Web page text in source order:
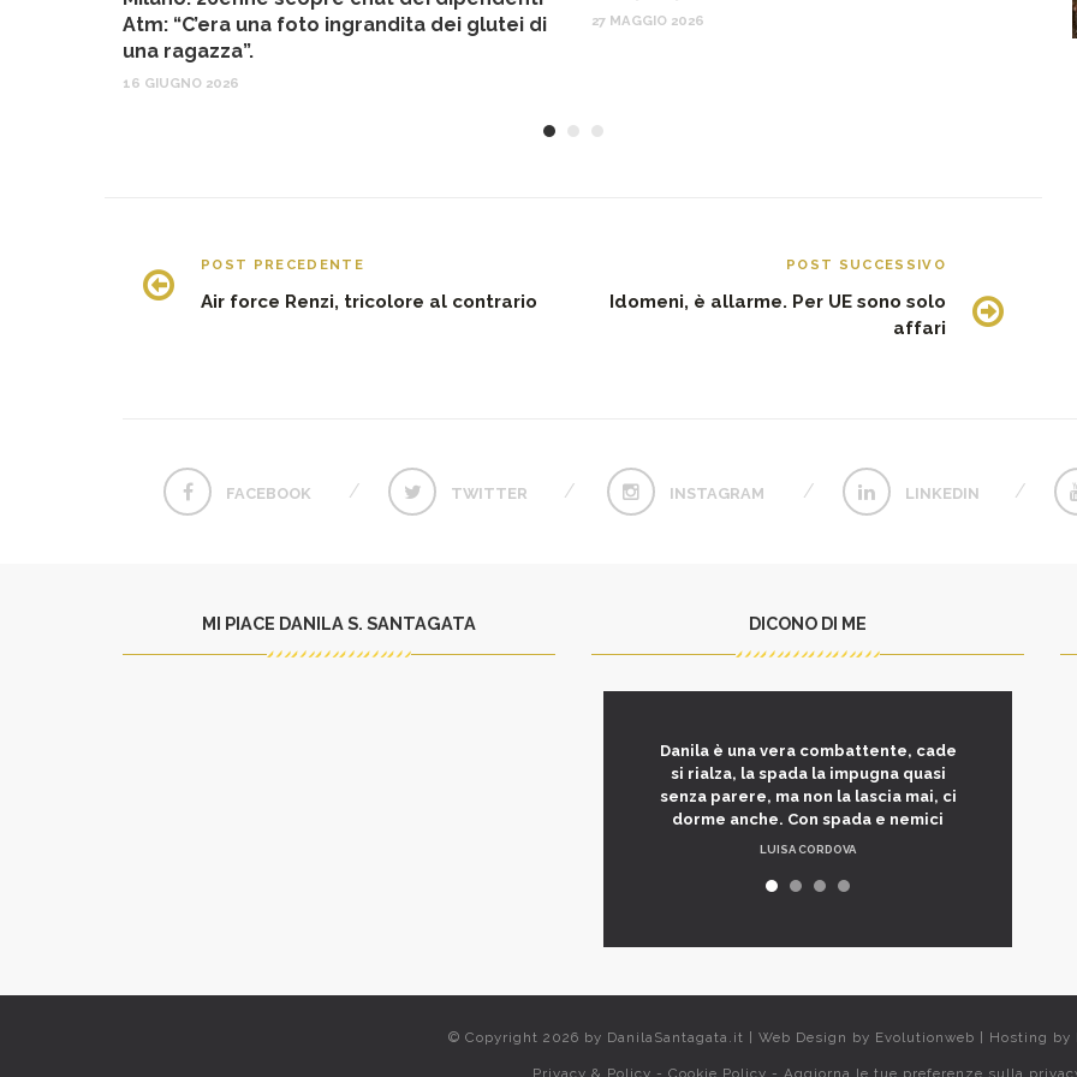
Atm: “C’era una foto ingrandita dei glutei di
una ragazza”.
16 GIUGNO 2026
27 MAGGIO 2026
POST PRECEDENTE
Air force Renzi, tricolore al contrario
POST SUCCESSIVO
Idomeni, è allarme. Per UE sono solo
affari
FACEBOOK TWITTER INSTAGRAM LINKEDIN
MI PIACE DANILA S. SANTAGATA DICONO DI ME
Danila è una vera combattente, cade
si rialza, la spada la impugna quasi
senza parere, ma non la lascia mai, ci
dorme anche. Con spada e nemici
LUISA CORDOVA
© Copyright 2026 by DanilaSantagata.it | Web Design by Evolutionweb | Hosting by
Privacy & Policy - Cookie Policy - Aggiorna le tue preferenze sulla